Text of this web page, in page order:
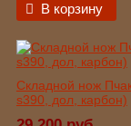
В корзину
Складной нож
s390, дол, карбон)